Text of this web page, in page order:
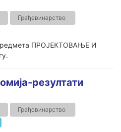
Грађевинарство
предмета ПРОЈЕКТОВАЊЕ И
резултати
Грађевинарство